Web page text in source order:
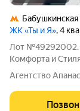
Бабушкинская
ЖК «Ты и Я», 4
Лот №49292002.
Комфорта и
эксклюзивное
продумана для
Агентство